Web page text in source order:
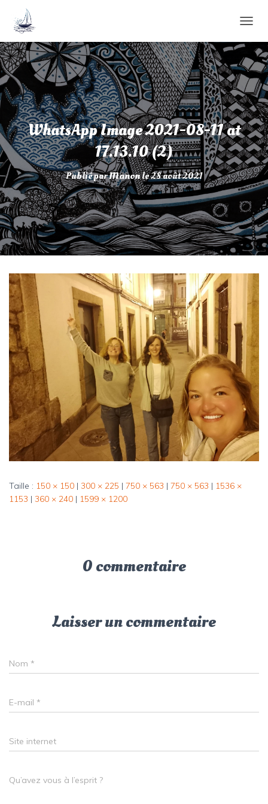
É
I
E
R
L
A
N
A
V
I
G
A
T
I
O
N
WhatsApp Image 2021-08-11 at
17.13.10 (2)
Publié parManonle28 août 2021
Taille : 150 × 150 | 300 × 225 | 750 × 563 | 750 × 563 | 1536 ×
1153 | 360 × 240 | 1599 × 1200
0 commentaire
Laisser un commentaire
Nom *
E-mail *
Site internet
Qu’avez vous à l’esprit ?